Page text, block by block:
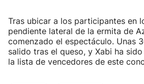
Tras ubicar a los participantes en
pendiente lateral de la ermita de
comenzado el espectáculo. Unas
salido tras el queso, y Xabi ha
la lista de vencedores de este